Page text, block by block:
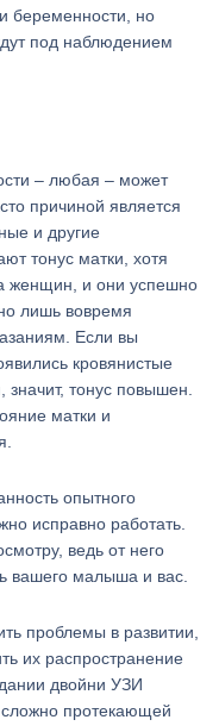
беременности, но
под наблюдением
– любая – может
причиной является
и другие
тонус матки, хотя
женщин, и они успешно
лишь вовремя
Если вы
кровянистые
тонус повышен.
матки и
опытного
исправно работать.
ведь от него
вашего малыша и вас.
проблемы в развитии,
их распространение
двойни УЗИ
протекающей